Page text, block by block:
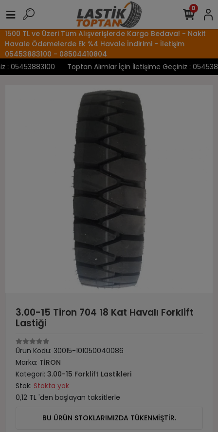
1500 TL ve Üzeri Tüm Alışverişlerde Kargo Bedava! - Nakit
Havale Ödemelerde Ek %4 Havale İndirimi - İletişim
05453883100 - 08504410804
Toptan Alımlar İçin İletişime Geçiniz :
0
3.00-15 Tiron 704 18 Kat Havalı Forklift
Lastiği
Ürün Kodu: 30015-101050040086
Marka: TİRON
Kategori: 3.00-15 Forklift Lastikleri
Stok: Stokta yok
0,12 TL 'den başlayan taksitlerle
BU ÜRÜN STOKLARIMIZDA TÜKENMİŞTİR.